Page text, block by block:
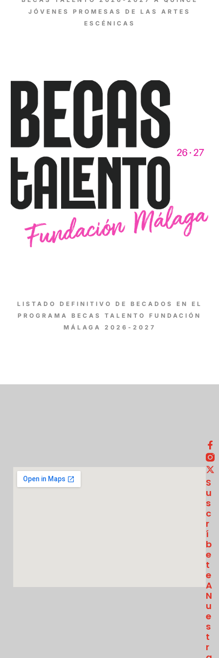
JÓVENES PROMESAS DE LAS ARTES
ESCÉNICAS
LISTADO DEFINITIVO DE BECADOS EN EL
PROGRAMA BECAS TALENTO FUNDACIÓN
MÁLAGA 2026-2027
S
U
S
C
R
Í
B
E
T
E
A
N
U
E
S
T
R